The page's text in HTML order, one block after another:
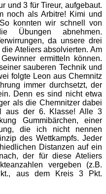
und 3 für Tireur, aufgebaut.
noch als Arbitre! Kimi und
konnten wir schnell von
abnehmen.
da unsere drei
Ateliers absolvierten. Am
ermitteln können.
sauberen Technik und
folgte Leon aus Chemnitz
immer durchsetzt, der
Denn es sind nicht etwa
als die Chemnitzer dabei
aus der 6. Klasse! Alle 3
Gummibärchen, einer
die ich nicht nennen
des Wettkampfs. Jeder
Distanzen auf ein
der für diese Ateliers
vergeben (z.B.
aus dem Kreis 3 Pkt.